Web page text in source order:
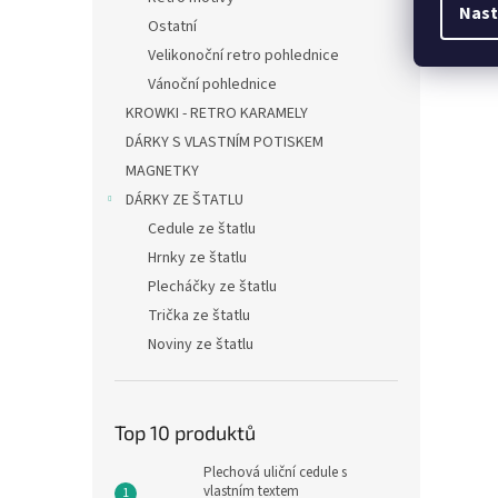
Ostatní
Velikonoční retro pohlednice
Vánoční pohlednice
KROWKI - RETRO KARAMELY
DÁRKY S VLASTNÍM POTISKEM
MAGNETKY
DÁRKY ZE ŠTATLU
Cedule ze štatlu
Hrnky ze štatlu
Plecháčky ze štatlu
Trička ze štatlu
Noviny ze štatlu
Top 10 produktů
Plechová uliční cedule s
vlastním textem